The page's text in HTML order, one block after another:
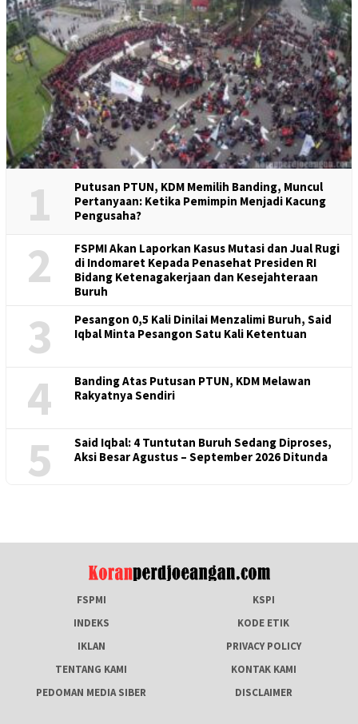
1
Putusan PTUN, KDM Memilih Banding, Muncul
Pertanyaan: Ketika Pemimpin Menjadi Kacung
Pengusaha?
2
FSPMI Akan Laporkan Kasus Mutasi dan Jual Rugi
di Indomaret Kepada Penasehat Presiden RI
Bidang Ketenagakerjaan dan Kesejahteraan
Buruh
3
Pesangon 0,5 Kali Dinilai Menzalimi Buruh, Said
Iqbal Minta Pesangon Satu Kali Ketentuan
4
Banding Atas Putusan PTUN, KDM Melawan
Rakyatnya Sendiri
5
Said Iqbal: 4 Tuntutan Buruh Sedang Diproses,
Aksi Besar Agustus – September 2026 Ditunda
FSPMI
KSPI
INDEKS
KODE ETIK
IKLAN
PRIVACY POLICY
TENTANG KAMI
KONTAK KAMI
PEDOMAN MEDIA SIBER
DISCLAIMER